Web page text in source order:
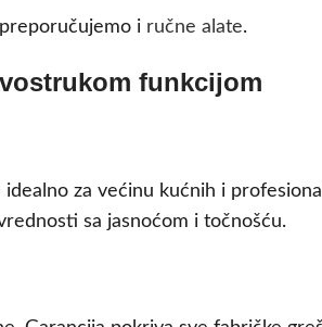
i ručne alate.
funkcijom
za većinu kućnih i
sa jasnoćom i točnošću.